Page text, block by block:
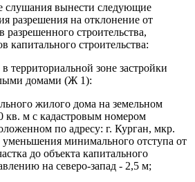
слушания вынести следующие
разрешения на отклонение от
разрешенного строительства,
капитального строительства:
территориальной зоне застройки
домами (Ж 1):
жилого дома на земельном
кв. м с кадастровым номером
по адресу: г. Курган, мкр.
уменьшения минимального отступа от
до объекта капитального
на северо-запад - 2,5 м;